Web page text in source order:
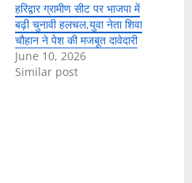
हरिद्वार ग्रामीण सीट पर भाजपा में
बढ़ी चुनावी हलचल,युवा नेता शिवा
चौहान ने पेश की मजबूत दावेदारी
June 10, 2026
Similar post